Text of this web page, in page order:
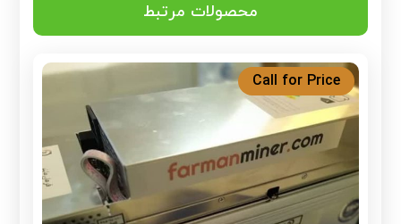
محصولات مرتبط
Call for Price